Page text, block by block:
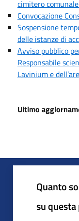
cimitero
Convocazione
Sospensione
delle istanze di
Avviso pubblico
Responsabile
Lavinium e
Ultimo
Quanto
su